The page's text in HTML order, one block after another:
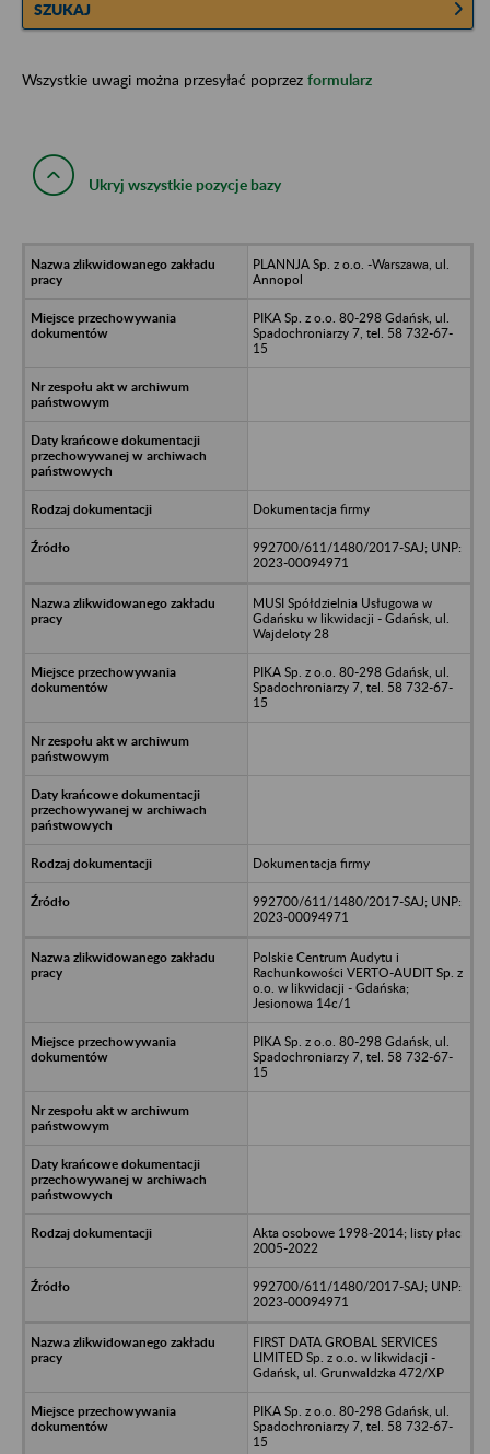
SZUKAJ
Wszystkie uwagi można przesyłać poprzez formularz
Ukryj wszystkie pozycje bazy
PLANNJA Sp. z o.o. -Warszawa, ul.
Annopol
PIKA Sp. z o.o. 80-298 Gdańsk, ul.
Spadochroniarzy 7, tel. 58 732-67-
15
Dokumentacja firmy
992700/611/1480/2017-SAJ; UNP:
2023-00094971
MUSI Spółdzielnia Usługowa w
Gdańsku w likwidacji - Gdańsk, ul.
Wajdeloty 28
PIKA Sp. z o.o. 80-298 Gdańsk, ul.
Spadochroniarzy 7, tel. 58 732-67-
15
Dokumentacja firmy
992700/611/1480/2017-SAJ; UNP:
2023-00094971
Polskie Centrum Audytu i
Rachunkowości VERTO-AUDIT Sp. z
o.o. w likwidacji - Gdańska;
Jesionowa 14c/1
PIKA Sp. z o.o. 80-298 Gdańsk, ul.
Spadochroniarzy 7, tel. 58 732-67-
15
Akta osobowe 1998-2014; listy płac
2005-2022
992700/611/1480/2017-SAJ; UNP:
2023-00094971
FIRST DATA GROBAL SERVICES
LIMITED Sp. z o.o. w likwidacji -
Gdańsk, ul. Grunwaldzka 472/XP
PIKA Sp. z o.o. 80-298 Gdańsk, ul.
Spadochroniarzy 7, tel. 58 732-67-
15